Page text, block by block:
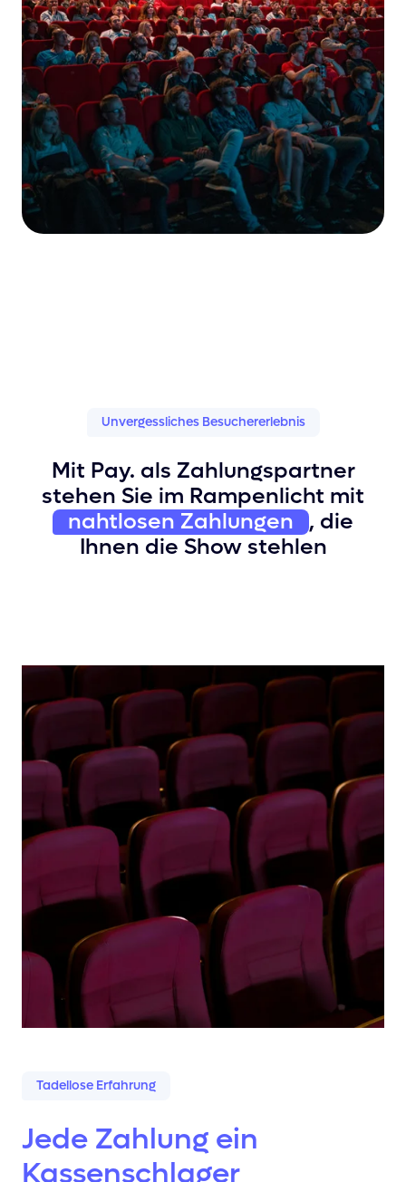
Unvergessliches Besuchererlebnis
Mit Pay. als Zahlungspartner
stehen Sie im Rampenlicht mit
nahtlosen Zahlungen
, die
Ihnen die Show stehlen
Tadellose Erfahrung
Jede Zahlung ein
Kassenschlager